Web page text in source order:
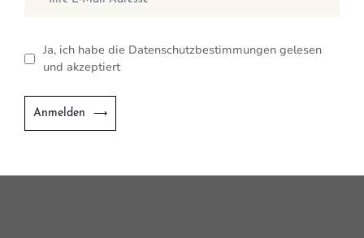
Ja, ich habe die Datenschutzbestimmungen gelesen
und akzeptiert
Anmelden